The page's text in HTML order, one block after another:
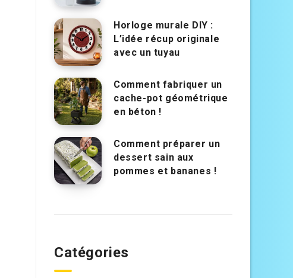
Horloge murale DIY :
L’idée récup originale
avec un tuyau
Comment fabriquer un
cache-pot géométrique
en béton !
Comment préparer un
dessert sain aux
pommes et bananes !
Catégories